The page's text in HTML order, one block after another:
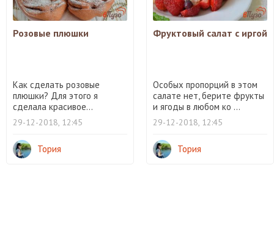
Розовые плюшки
Как сделать розовые
плюшки? Для этого я
сделала красивое...
29-12-2018, 12:45
Тория
Фруктовый салат с иргой
Особых пропорций в этом
салате нет, берите фрукты
и ягоды в любом ко ...
29-12-2018, 12:45
Тория